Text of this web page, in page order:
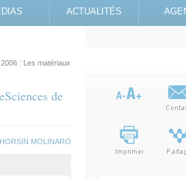
Retrouvez toute l'information sur le site
ACTUALITÉS
: Les matériaux
de
MOLINARO